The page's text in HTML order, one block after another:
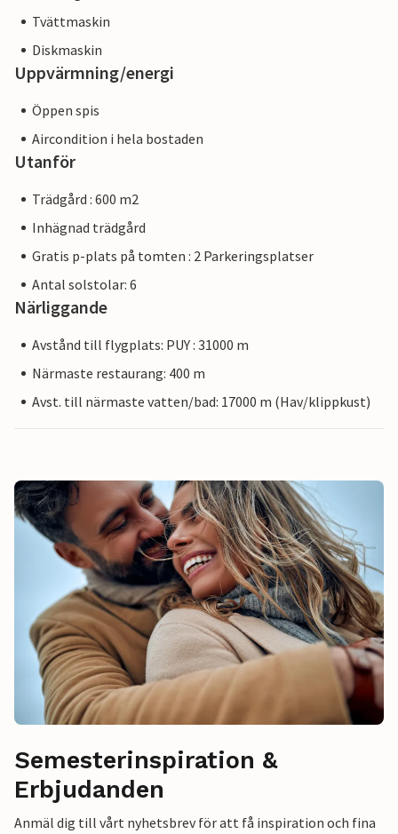
Tvättmaskin
Diskmaskin
Uppvärmning/energi
Öppen spis
Aircondition i hela bostaden
Utanför
Trädgård : 600 m2
Inhägnad trädgård
Gratis p-plats på tomten : 2 Parkeringsplatser
Antal solstolar: 6
Närliggande
Avstånd till flygplats: PUY : 31000 m
Närmaste restaurang: 400 m
Avst. till närmaste vatten/bad: 17000 m (Hav/klippkust)
Semesterinspiration &
Erbjudanden
Anmäl dig till vårt nyhetsbrev för att få inspiration och fina